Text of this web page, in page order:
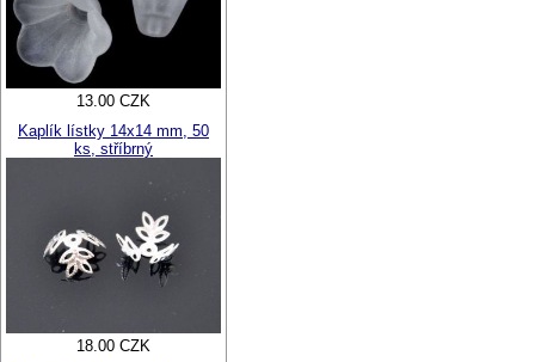
13.00 CZK
Kaplík lístky 14x14 mm, 50
ks, stříbrný
18.00 CZK